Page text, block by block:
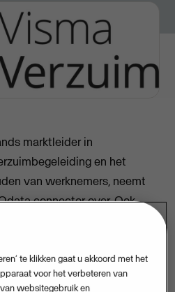
marktleider in
en het
van werknemers, neemt
connector over. Ook
te klikken gaat u akkoord met het
voor het verbeteren van
websitegebruik en